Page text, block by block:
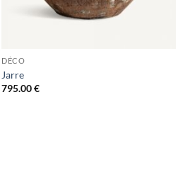
DÉCO
Jarre
795.00€